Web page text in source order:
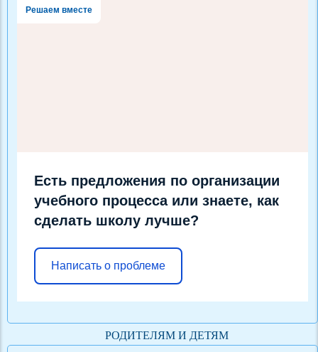
Решаем вместе
Есть предложения по организации
учебного процесса или знаете, как
сделать школу лучше?
Написать о проблеме
РОДИТЕЛЯМ И ДЕТЯМ